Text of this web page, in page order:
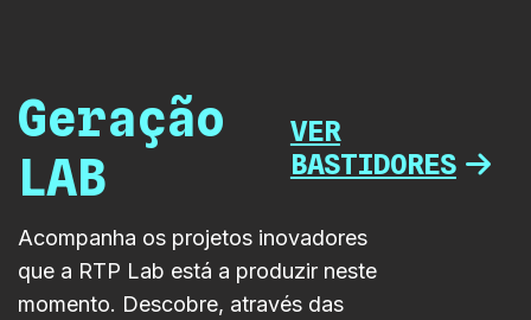
Geração
LAB
VER
BASTIDORES
Acompanha os projetos inovadores
que a RTP Lab está a produzir neste
momento. Descobre, através das